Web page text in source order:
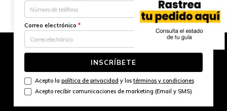
Correo electrónico *
INSCRÍBETE
Acepto la política de privacidad y lostérminos y condiciones
Acepto recibir comunicaciones de marketing (Email y SMS)